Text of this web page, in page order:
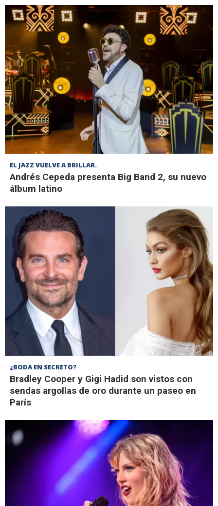
EL JAZZ VUELVE A BRILLAR.
Andrés Cepeda presenta Big Band 2, su nuevo
álbum latino
¿BODA EN SECRETO?
Bradley Cooper y Gigi Hadid son vistos con
sendas argollas de oro durante un paseo en
París